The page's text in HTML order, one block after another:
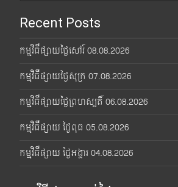
Recent Posts
កម្មវិធីផ្សាយថ្ងៃសៅរ៍ 08.08.2026
កម្មវិធីផ្សាយថ្ងៃសុក្រ 07.08.2026
កម្មវិធីផ្សាយថ្ងៃព្រហស្បតិ៍ 06.08.2026
កម្មវិធីផ្សាយ ថ្ងៃពុធ 05.08.2026
កម្មវិធីផ្សាយ ថ្ងៃអង្គារ 04.08.2026